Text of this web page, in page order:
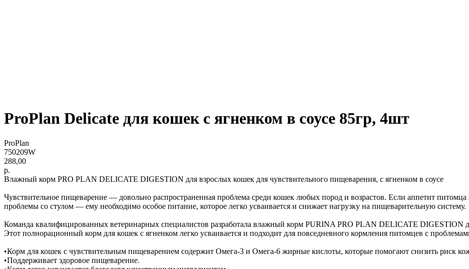
ProPlan Delicate для кошек с ягненком в соусе 85гр, 4шт
ProPlan
750209W
288,00
р.
Влажный корм PRO PLAN DELICATE DIGESTION для взрослых кошек для чувствительного пищеварения, с ягненком в соусе
Чувствительное пищеварение — довольно распространенная проблема среди кошек любых пород и возрастов. Если аппетит питомца
проблемы со стулом — ему необходимо особое питание, которое легко усваивается и снижает нагрузку на пищеварительную систему.
Команда квалифицированных ветеринарных специалистов разработала влажный корм PURINA PRO PLAN DELICATE DIGESTION
Этот полнорационный корм для кошек с ягненком легко усваивается и подходит для повседневного кормления питомцев с
•Корм для кошек с чувствительным пищеварением содержит Омега-3 и Омега-6 жирные кислоты, которые помогают снизить риск
•Поддерживает здоровое пищеварение.